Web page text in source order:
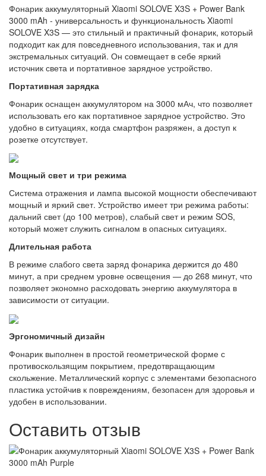
Фонарик аккумуляторный Xiaomi SOLOVE X3S + Power Bank
3000 mAh - универсальность и функциональность Xiaomi
SOLOVE X3S — это стильный и практичный фонарик, который
подходит как для повседневного использования, так и для
экстремальных ситуаций. Он совмещает в себе яркий
источник света и портативное зарядное устройство.
Портативная зарядка
Фонарик оснащен аккумулятором на 3000 мАч, что позволяет
использовать его как портативное зарядное устройство. Это
удобно в ситуациях, когда смартфон разряжен, а доступ к
розетке отсутствует.
Мощный свет и три режима
Система отражения и лампа высокой мощности обеспечивают
мощный и яркий свет. Устройство имеет три режима работы:
дальний свет (до 100 метров), слабый свет и режим SOS,
который может служить сигналом в опасных ситуациях.
Длительная работа
В режиме слабого света заряд фонарика держится до 480
минут, а при среднем уровне освещения — до 268 минут, что
позволяет экономно расходовать энергию аккумулятора в
зависимости от ситуации.
Эргономичный дизайн
Фонарик выполнен в простой геометрической форме с
противоскользящим покрытием, предотвращающим
скольжение. Металлический корпус с элементами безопасного
пластика устойчив к повреждениям, безопасен для здоровья и
удобен в использовании.
Оставить отзыв